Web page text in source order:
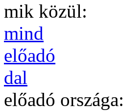
mik közül:
mind
előadó
dal
előadó országa: